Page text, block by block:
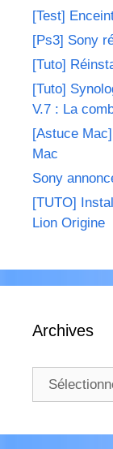
[Test]
[Ps3] Sony
[Tuto]
[Tuto]
V.7 : La
[Astuce
Mac
Sony
[TUTO]
Lion Origine
Archives
Archives